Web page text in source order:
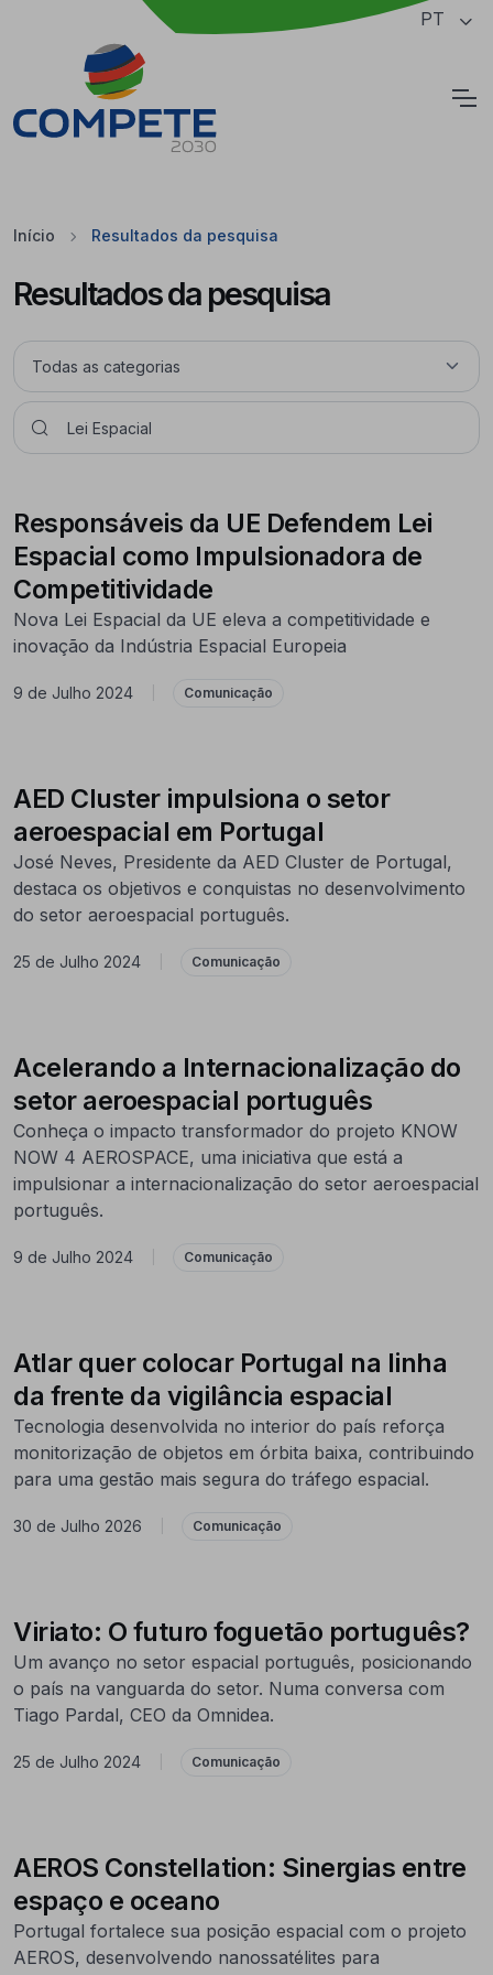
Saltar para o conteúdo principal da página PT
Início Resultados da pesquisa
Resultados da pesquisa
Responsáveis da UE Defendem Lei
Espacial como Impulsionadora de
Competitividade
Nova Lei Espacial da UE eleva a competitividade e
inovação da Indústria Espacial Europeia
9 de Julho 2024 Comunicação
AED Cluster impulsiona o setor
aeroespacial em Portugal
José Neves, Presidente da AED Cluster de Portugal,
destaca os objetivos e conquistas no desenvolvimento
do setor aeroespacial português.
25 de Julho 2024 Comunicação
Acelerando a Internacionalização do
setor aeroespacial português
Conheça o impacto transformador do projeto KNOW
NOW 4 AEROSPACE, uma iniciativa que está a
impulsionar a internacionalização do setor aeroespacial
português.
9 de Julho 2024 Comunicação
Atlar quer colocar Portugal na linha
da frente da vigilância espacial
Tecnologia desenvolvida no interior do país reforça
monitorização de objetos em órbita baixa, contribuindo
para uma gestão mais segura do tráfego espacial.
30 de Julho 2026 Comunicação
Viriato: O futuro foguetão português?
Um avanço no setor espacial português, posicionando
o país na vanguarda do setor. Numa conversa com
Tiago Pardal, CEO da Omnidea.
25 de Julho 2024 Comunicação
AEROS Constellation: Sinergias entre
espaço e oceano
Portugal fortalece sua posição espacial com o projeto
AEROS, desenvolvendo nanossatélites para